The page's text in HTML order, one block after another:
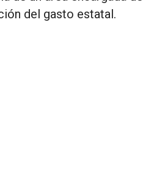
del gasto estatal.